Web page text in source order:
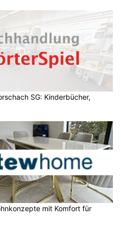
SG: Kinderbücher,
mit Komfort für